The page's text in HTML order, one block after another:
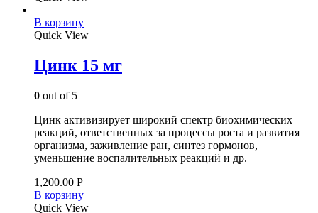
В корзину
Quick View
Цинк 15 мг
0 out of 5
Цинк активизирует широкий спектр биохимических
реакций, ответственных за процессы роста и развития
организма, заживление ран, синтез гормонов,
уменьшение воспалительных реакций и др.
1,200.00 Р
В корзину
Quick View